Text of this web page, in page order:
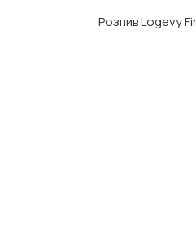
Розпив Logevy